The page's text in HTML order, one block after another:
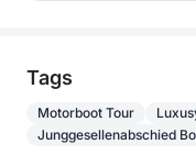
Tags
Motorboot Tour
Junggesellenabschied